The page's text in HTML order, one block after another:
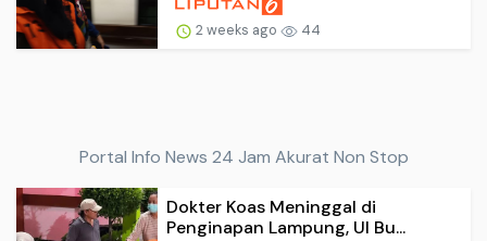
2 weeks ago 44
Portal Info News 24 Jam Akurat Non Stop
Dokter Koas Meninggal di
Penginapan Lampung, UI Bu...